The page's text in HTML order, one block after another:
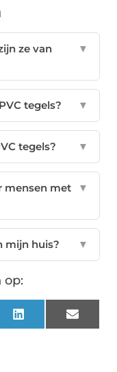
ze van
▼
tegels? ▼
tegels? ▼
mensen met
▼
mijn huis? ▼
op:
LinkedIn Email